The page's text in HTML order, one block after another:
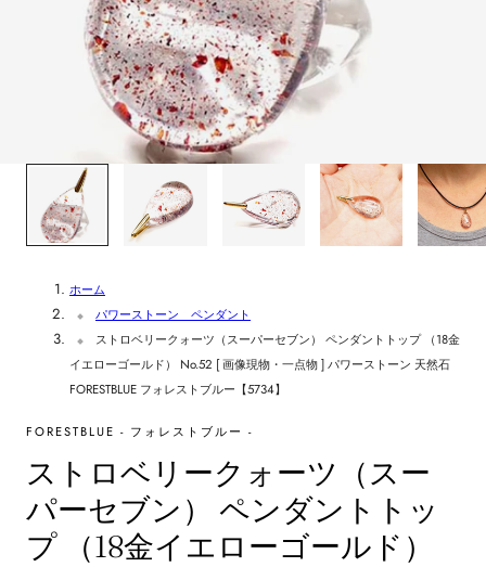
ホーム
パワーストーン ペンダント
ストロベリークォーツ（スーパーセブン） ペンダントトップ （18金
イエローゴールド） No.52 [ 画像現物・一点物 ] パワーストーン 天然石
FORESTBLUE フォレストブルー【5734】
FORESTBLUE - フォレストブルー -
ストロベリークォーツ（スー
パーセブン） ペンダントトッ
プ （18金イエローゴールド）